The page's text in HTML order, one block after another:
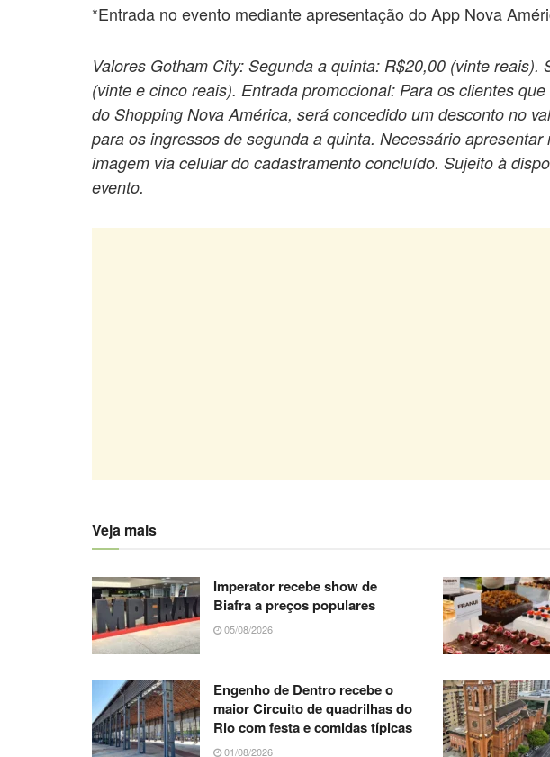
*Entrada no evento mediante apresentação do App Nova
Valores Gotham City: Segunda a quinta: R$20,00 (vinte reais).
(vinte e cinco reais). Entrada promocional: Para os clientes
do Shopping Nova América, será concedido um desconto no
para os ingressos de segunda a quinta. Necessário apresentar
imagem via celular do cadastramento concluído. Sujeito à
evento.
Veja mais
Imperator recebe show de
Biafra a preços populares
05/08/2026
Engenho de Dentro recebe o
maior Circuito de quadrilhas do
Rio com festa e comidas típicas
01/08/2026